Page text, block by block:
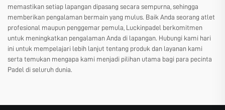
memastikan setiap lapangan dipasang secara sempurna, sehingga
memberikan pengalaman bermain yang mulus. Baik Anda seorang atlet
profesional maupun penggemar pemula, Luckinpadel berkomitmen
untuk meningkatkan pengalaman Anda di lapangan. Hubungi kami hari
ini untuk mempelajari lebih lanjut tentang produk dan layanan kami
serta temukan mengapa kami menjadi pilihan utama bagi para pecinta
Padel di seluruh dunia.